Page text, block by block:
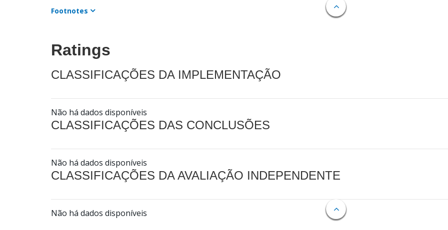
Footnotes
Ratings
CLASSIFICAÇÕES DA IMPLEMENTAÇÃO
Não há dados disponíveis
CLASSIFICAÇÕES DAS CONCLUSÕES
Não há dados disponíveis
CLASSIFICAÇÕES DA AVALIAÇÃO INDEPENDENTE
Não há dados disponíveis